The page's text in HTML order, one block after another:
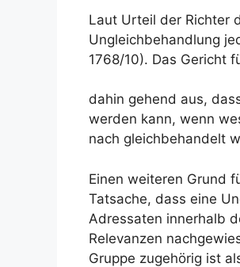
Laut Urteil der Richter
Ungleichbehandlung
1768/10). Das Gericht
dahin gehend aus,
werden kann, wenn
nach gleichbehandelt
Einen weiteren Grund
Tatsache, dass eine
Adressaten innerhalb
Relevanzen
Gruppe zugehörig ist